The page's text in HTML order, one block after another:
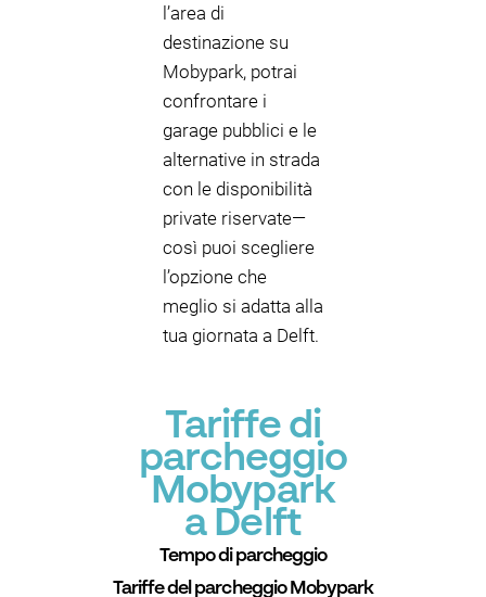
l’area di
destinazione su
Mobypark, potrai
confrontare i
garage pubblici e le
alternative in strada
con le disponibilità
private riservate—
così puoi scegliere
l’opzione che
meglio si adatta alla
tua giornata a Delft.
Tariffe di
parcheggio
Mobypark
a Delft
Tempo di parcheggio
Tariffe del parcheggio Mobypark